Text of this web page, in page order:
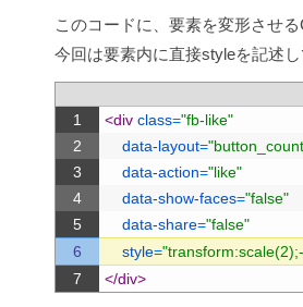
このコードに、要素を変形させる
今回は要素内に直接styleを記述し
1
2
3
4
5
6
7
<div class="fb-like"
data-layout=
data-action="like"
data-show-faces="false"
data-share="false"
style=
</div>